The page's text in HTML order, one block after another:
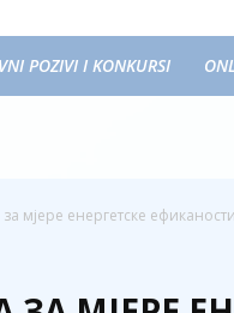
POZIVI I KONKURSI
за мјере енергетске